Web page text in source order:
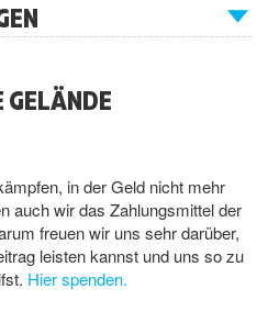
GELÄNDE
in der Geld nicht mehr
auch wir das Zahlungsmittel der
freuen wir uns sehr darüber,
leisten kannst und uns so zu
Hier spenden.